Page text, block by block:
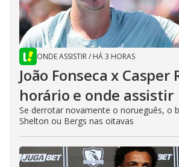
ONDE ASSISTIR/ HÁ 3 HORAS
João Fonseca x Casper
horário e onde assistir
Se derrotar novamente o norueguês, o
Shelton ou Bergs nas oitavas